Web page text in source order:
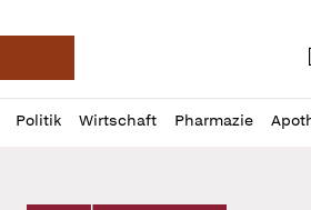
Deutsche Apotheker
Politik Wirtschaft Pharmazie
Profil
öffnen
Daz
Pur